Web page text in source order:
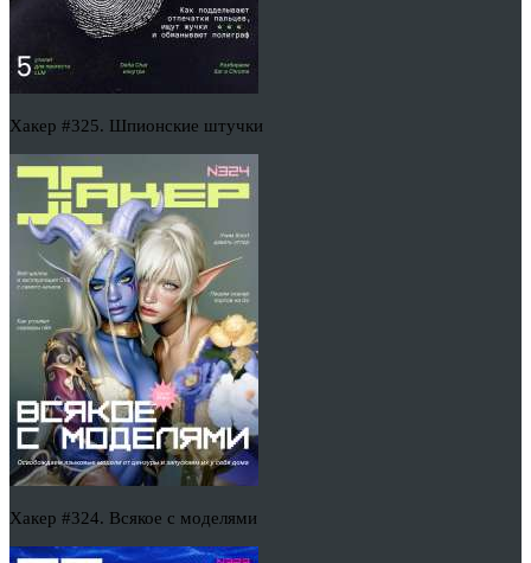
Хакер #325. Шпионские штучки
Хакер #324. Всякое с моделями